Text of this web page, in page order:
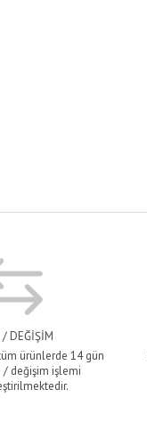
/ DEĞİŞİM
tüm ürünlerde 14 gün
/ değişim işlemi